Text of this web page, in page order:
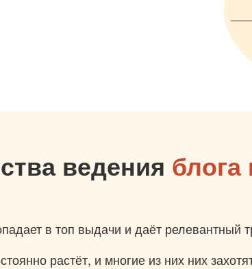
ведения блога
в топ выдачи и даёт релевантный
растёт, и многие из них них